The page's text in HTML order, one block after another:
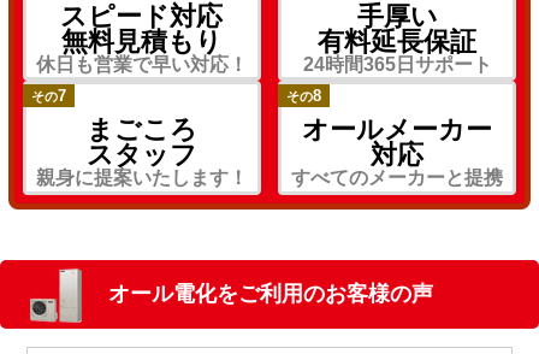
スピード対応
無料見積もり
休日も営業で早い対応！
手厚い
有料延長保証
24時間365日サポート
その7
まごころ
スタッフ
親身に提案いたします！
その8
オールメーカー
対応
すべてのメーカーと提携
オール電化をご利用のお客様の声